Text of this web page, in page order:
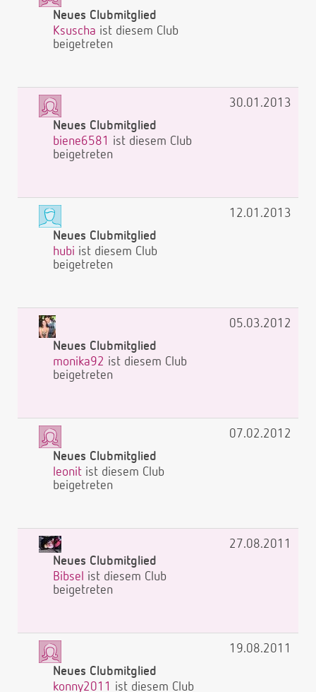
Neues Clubmitglied
Ksuscha ist diesem Club
beigetreten
Neues Clubmitglied
biene6581 ist diesem Club
beigetreten
30.01.2013
Neues Clubmitglied
hubi ist diesem Club
beigetreten
12.01.2013
Neues Clubmitglied
monika92 ist diesem Club
beigetreten
05.03.2012
Neues Clubmitglied
leonit ist diesem Club
beigetreten
07.02.2012
Neues Clubmitglied
Bibsel
ist diesem Club
beigetreten
27.08.2011
Neues Clubmitglied
konny2011 ist diesem Club
19.08.2011